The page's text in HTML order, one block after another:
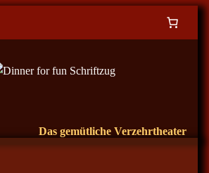
Das gemütliche Verzehrtheater